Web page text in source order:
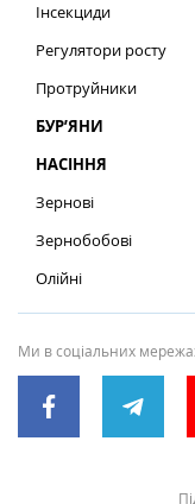
Інсекциди
Регулятори росту
Протруйники
БУР’ЯНИ
НАСІННЯ
Зернові
Зернобобові
Олійні
Ми в соціальних